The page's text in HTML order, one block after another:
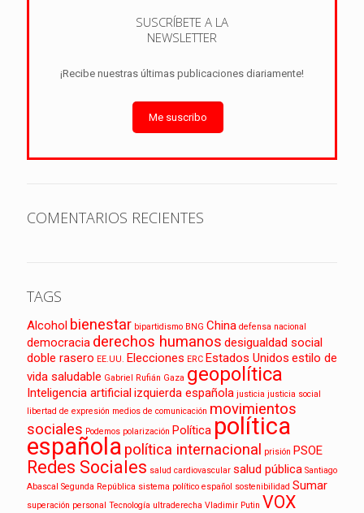
SUSCRÍBETE A LA
NEWSLETTER
¡Recibe nuestras últimas publicaciones diariamente!
Me suscribo
COMENTARIOS RECIENTES
TAGS
Alcohol bienestar bipartidismo BNG China defensa nacional
democracia derechos humanos desigualdad social
doble rasero EE.UU. Elecciones ERC Estados Unidos estilo de
vida saludable Gabriel Rufián Gaza geopolítica
Inteligencia artificializquierda española justicia justicia social
libertad de expresión medios de comunicación movimientos
sociales Podemos polarización Política política
española política internacional prisión PSOE
Redes Sociales salud cardiovascular salud pública Santiago
Abascal Segunda República sistema político español sostenibilidad Sumar
superación personal Tecnología ultraderecha Vladimir Putin VOX